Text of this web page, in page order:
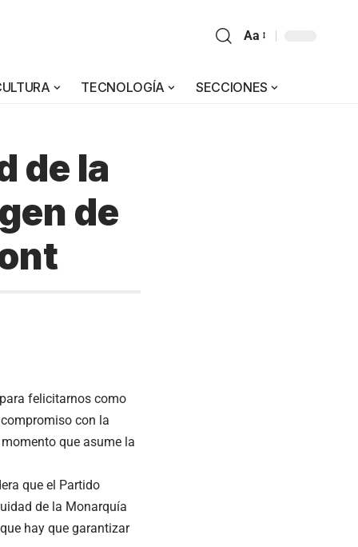
Aa
TECNOLOGÍA SECCIONES
de la
de
felicitarnos como
con la
que asume la
que el Partido
de la Monarquía
hay que garantizar